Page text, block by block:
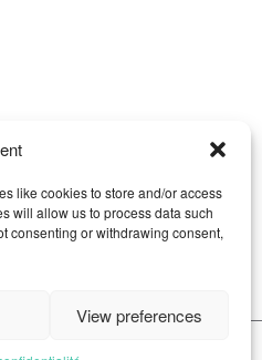
like cookies to store and/or access
will allow us to process data such
consenting or withdrawing consent,
View preferences